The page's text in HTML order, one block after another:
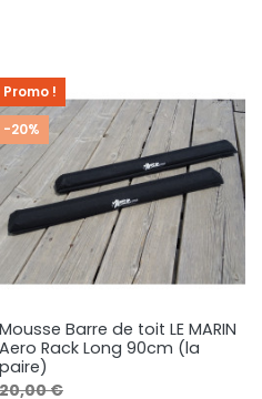
Aperçu rapide
Mousse Barre de toit LE MARIN
Aero Rack Long 90cm (la
paire)
Prix de base
20,00 €Prix
Promo !
-20%